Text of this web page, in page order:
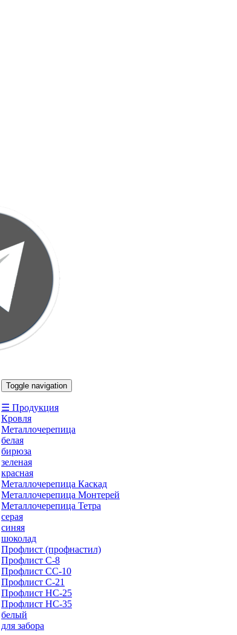
Toggle navigation
☰ Продукция
Кровля
Металлочерепица
белая
бирюза
зеленая
красная
Металлочерепица Каскад
Металлочерепица Монтерей
Металлочерепица Тетра
серая
синяя
шоколад
Профлист (профнастил)
Профлист С-8
Профлист СС-10
Профлист C-21
Профлист НС-25
Профлист НС-35
белый
для забора